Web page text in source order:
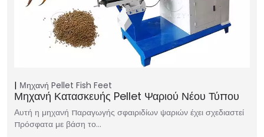
Μηχανή Pellet Fish Feet
Μηχανή Κατασκευής Pellet Ψαριού Νέου Τύπου
Αυτή η μηχανή παραγωγής σφαιριδίων ψαριών έχει σχεδιαστεί
πρόσφατα με βάση το…